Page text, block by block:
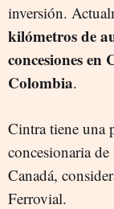
inversión.
kilómetros de
concesiones
Colombia.
Cintra tiene una
concesionaria
Canadá,
Ferrovial.